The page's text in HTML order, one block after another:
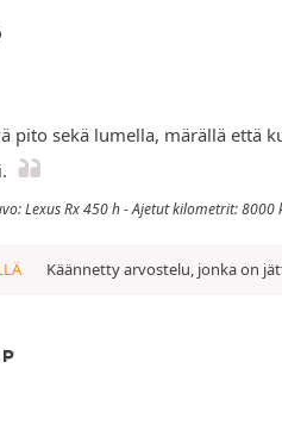
pito sekä lumella, märällä että
Lexus Rx 450 h - Ajetut kilometrit: 8000
Käännetty arvostelu, jonka on